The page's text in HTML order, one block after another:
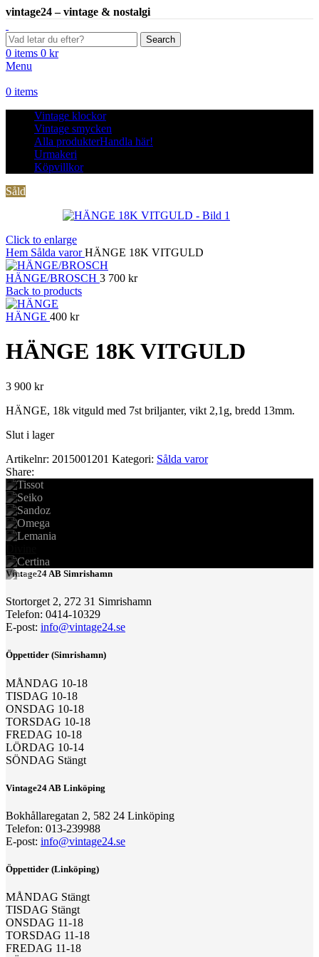
vintage24 – vintage & nostalgi
Search
0 items 0 kr
Menu
0 items
Vintage klockor
Vintage smycken
Alla produkterHandla här!
Urmakeri
Köpvillkor
Såld
Click to enlarge
Hem Sålda varorHÄNGE 18K VITGULD
HÄNGE/BROSCH 3 700 kr
Back to products
HÄNGE 400 kr
HÄNGE 18K VITGULD
3 900 kr
HÄNGE, 18k vitguld med 7st briljanter, vikt 2,1g, bredd 13mm.
Slut i lager
Artikelnr: 2015001201 Kategori: Sålda varor
Share:
Vintage24 AB Simrishamn
Stortorget 2, 272 31 Simrishamn
Telefon: 0414-10329
E-post: info@vintage24.se
Öppettider (Simrishamn)
MÅNDAG 10-18
TISDAG 10-18
ONSDAG 10-18
TORSDAG 10-18
FREDAG 10-18
LÖRDAG 10-14
SÖNDAG Stängt
Vintage24 AB Linköping
Bokhållaregatan 2, 582 24 Linköping
Telefon: 013-239988
E-post: info@vintage24.se
Öppettider (Linköping)
MÅNDAG Stängt
TISDAG Stängt
ONSDAG 11-18
TORSDAG 11-18
FREDAG 11-18